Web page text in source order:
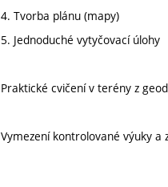
4. Tvorba plánu (mapy)
5. Jednoduché vytyčovací úlohy
Praktické cvičení v terény z
Vymezení kontrolované výuky